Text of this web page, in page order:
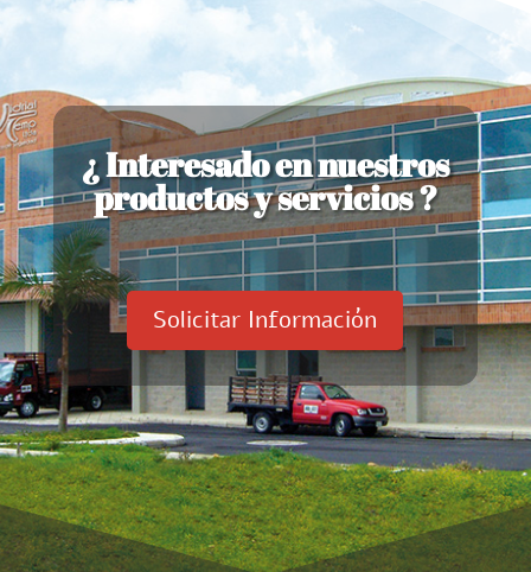
¿ Interesado en nuestros
productos y servicios ?
Solicitar Información